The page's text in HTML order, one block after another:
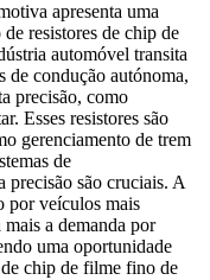
apresenta uma
resistores de chip de
automóvel transita
de condução autónoma,
precisão, como
Esses resistores são
gerenciamento de trem
de
precisão são cruciais. A
por veículos mais
a demanda por
uma oportunidade
chip de filme fino de